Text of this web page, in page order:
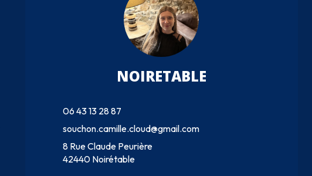
NOIRETABLE
06 43 13 28 87
souchon.camille.cloud@gmail.com
8 Rue Claude Peurière
42440 Noirétable